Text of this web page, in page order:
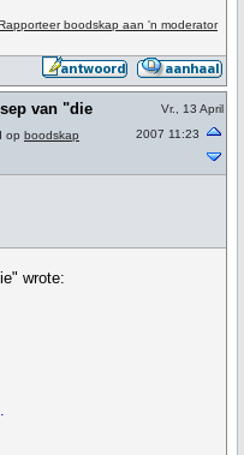
boodskap aan 'n moderator
van "die
op boodskap
Vr., 13 April
2007 11:23
wrote: